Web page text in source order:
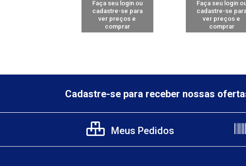
Faça seu login ou
cadastre-se para
ver preços e
comprar
Faça seu login
cadastre-se
ver preços e
comprar
Cadastre-se para receber nossas
Meus Pedidos